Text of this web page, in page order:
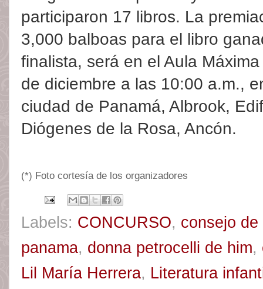
participaron 17 libros. La
3,000 balboas para el libro
finalista, será en el Aula
de diciembre a las 10:00 a.m.,
ciudad de Panamá, Albrook,
Diógenes de la Rosa, Ancón.
(*) Foto cortesía de los organizadores
Labels: CONCURSO, consejo
panama, donna petrocelli de him,
Lil María Herrera, Literatura